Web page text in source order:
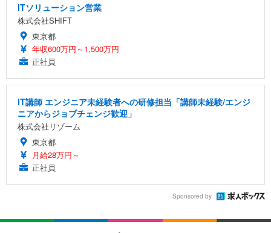
ITソリューション営業
株式会社SHIFT
東京都
年収600万円～1,500万円
正社員
IT講師 エンジニア未経験者への研修担当「講師未経験/エンジ
ニアからジョブチェンジ歓迎」
株式会社リゾーム
東京都
月給28万円～
正社員
Sponsored by